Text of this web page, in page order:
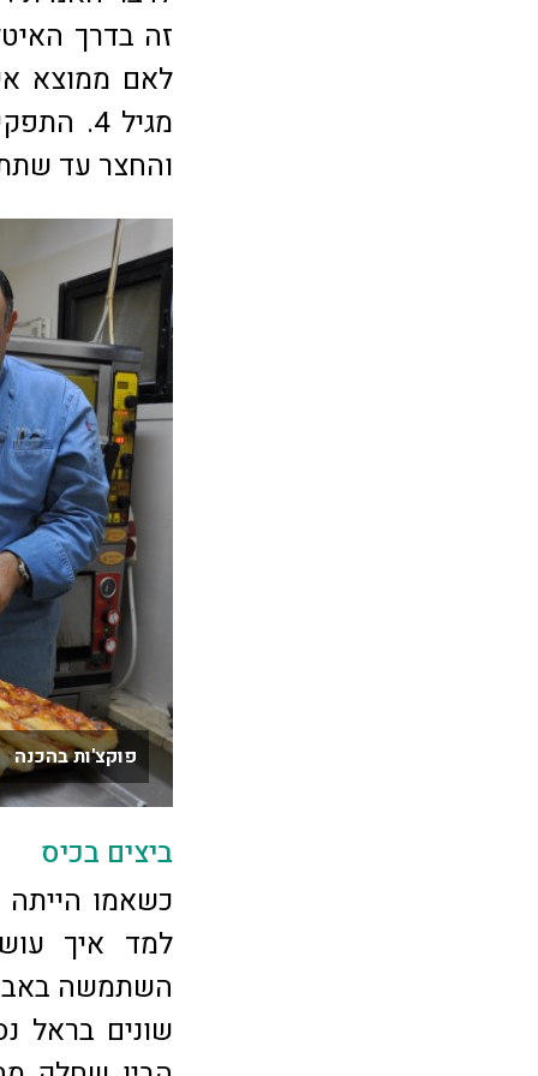
זה בדרך
לאם ממוצא
מגיל
והחצר עד
פוקצ'ות בהכנה
ביצים בכיס
כשאמו
למד איך
השתמשה
שונים בראל